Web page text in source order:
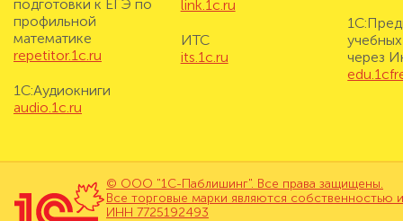
подготовки к ЕГЭ по
профильной
математике
repetitor.1c.ru
1С:Аудиокниги
audio.1c.ru
link.1c.ru
ИТС
its.1c.ru
через
© ООО "1С-Паблишинг". Все права защищены.
Все торговые марки являются собственностью
ИНН 7725192493